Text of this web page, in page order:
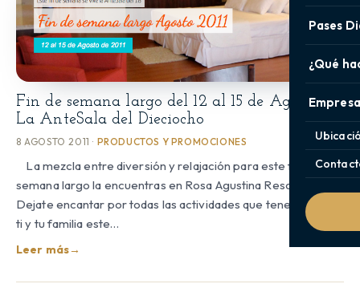
Pases
¿Qué
Fin de semana largo del 12 al 15 de Agosto.
La AnteSala del Dieciocho
8 AGOSTO 2011 · PRODUCTOS Y PROMOCIONES
La mezcla entre diversión y relajación para este fin de
semana largo la encuentras en Rosa Agustina Resorts.
Dejate encantar por todas las actividades que tenemos para
ti y tu familia este…
Leer más→